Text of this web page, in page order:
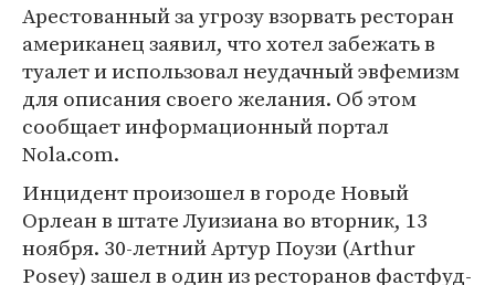
Арестованный за угрозу взорвать ресторан
американец заявил, что хотел забежать в
туалет и использовал неудачный эвфемизм
для описания своего желания. Об этом
сообщает информационный портал
Nola.com.
Инцидент произошел в городе Новый
Орлеан в штате Луизиана во вторник, 13
ноября. 30-летний Артур Поузи (Arthur
Posey) зашел в один из ресторанов фастфуд-